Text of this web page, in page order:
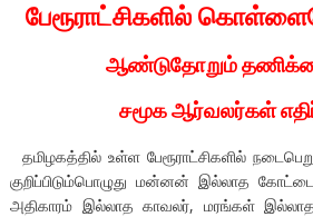
பேரூராட்சிகளில்
ஆண்டுதோறும்
சமூக ஆர்வலர்கள்
தமிழகத்தில் உள்ள பேரூராட்சிகளில்
குறிப்பிடும்பொழுது மன்னன் இல்லாத
அதிகாரம் இல்லாத காவலர், மரங்கள்